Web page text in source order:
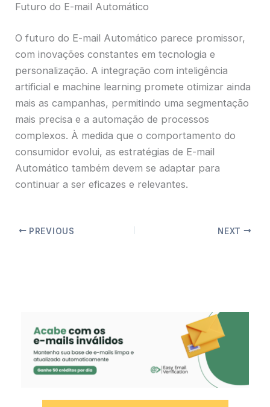
Futuro do E-mail Automático
O futuro do E-mail Automático parece promissor,
com inovações constantes em tecnologia e
personalização. A integração com inteligência
artificial e machine learning promete otimizar ainda
mais as campanhas, permitindo uma segmentação
mais precisa e a automação de processos
complexos. À medida que o comportamento do
consumidor evolui, as estratégias de E-mail
Automático também devem se adaptar para
continuar a ser eficazes e relevantes.
PREVIOUS NEXT